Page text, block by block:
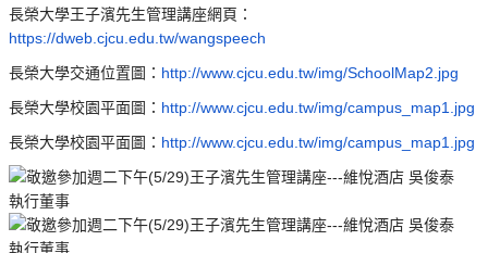
長榮大學王子濱先生管理講座網頁：
https://dweb.cjcu.edu.tw/wangspeech
長榮大學交通位置圖： http://www.cjcu.edu.tw/img/SchoolMap2.jpg
長榮大學校園平面圖： http://www.cjcu.edu.tw/img/campus_map1.jpg
長榮大學校園平面圖： http://www.cjcu.edu.tw/img/campus_map1.jpg